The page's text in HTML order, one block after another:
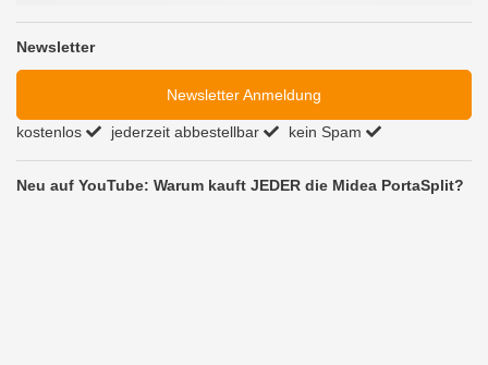
Newsletter
Newsletter Anmeldung
kostenlos jederzeit abbestellbar kein Spam
Neu auf YouTube: Warum kauft JEDER die Midea PortaSplit?